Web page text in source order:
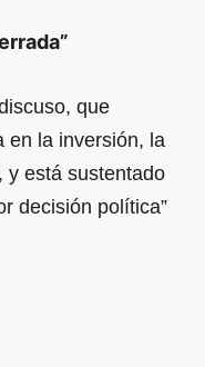
que
en la inversión, la
y está sustentado
decisión política”